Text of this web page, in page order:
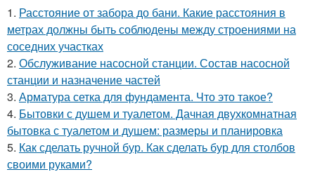
1. Расстояние от забора до бани. Какие расстояния в
метрах должны быть соблюдены между строениями на
соседних участках
2. Обслуживание насосной станции. Состав насосной
станции и назначение частей
3. Арматура сетка для фундамента. Что это такое?
4. Бытовки с душем и туалетом. Дачная двухкомнатная
бытовка с туалетом и душем: размеры и планировка
5. Как сделать ручной бур. Как сделать бур для столбов
своими руками?